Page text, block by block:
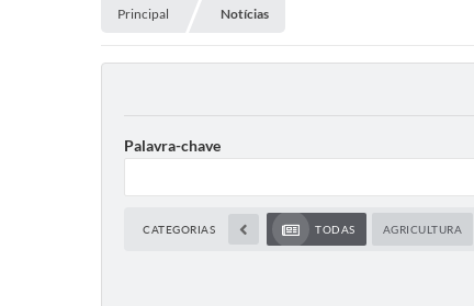
Principal Notícias
Palavra-chave
CATEGORIAS TODAS AGRICULTURA